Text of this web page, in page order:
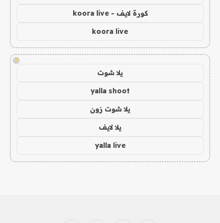
كورة لايف - koora live
koora live
!
يلا شوت
yalla shoot
يلا شوت زون
يلا لايف
yalla live